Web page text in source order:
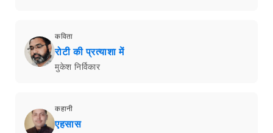
कविता
रोटी की प्रत्याशा में
मुकेश निर्विकार
कहानी
एहसास